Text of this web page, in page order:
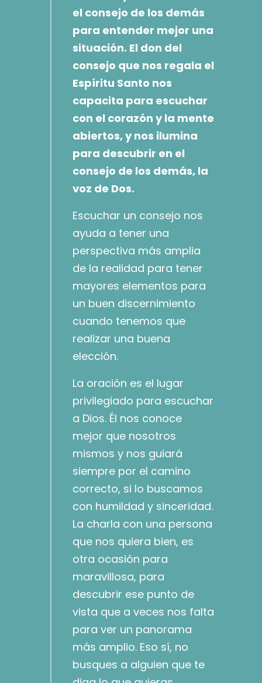
el consejo de los demás
para entender mejor una
situación. El don del
consejo que nos regala el
Espíritu Santo nos
capacita para escuchar
con el corazón y la mente
abiertos, y nos ilumina
para descubrir en el
consejo de los demás, la
voz de Dos.
Escuchar un consejo nos
ayuda a tener una
perspectiva más amplia
de la realidad para tener
mayores elementos para
un buen discernimiento
cuando tenemos que
realizar una buena
elección.
La oración es el lugar
privilegiado para escuchar
a Dios. Él nos conoce
mejor que nosotros
mismos y nos guiará
siempre por el camino
correcto, si lo buscamos
con humildad y sinceridad.
La charla con una persona
que nos quiera bien, es
otra ocasión para
maravillosa, para
descubrir ese punto de
vista que a veces nos falta
para ver un panorama
más amplio. Eso sí, no
busques a alguien que te